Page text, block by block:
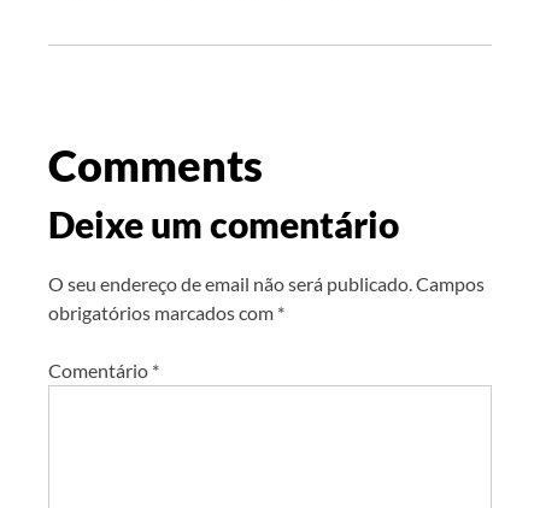
Comments
Deixe um comentário
O seu endereço de email não será publicado. Campos
obrigatórios marcados com *
Comentário *